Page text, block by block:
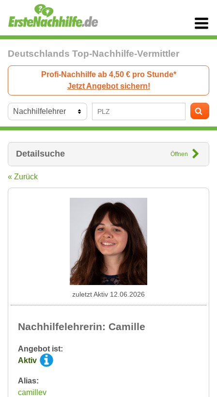
Deutschlands Top-Nachhilfe-Vermittler
Profi-Nachhilfe ab 4,50 € pro Stunde*
Jetzt Angebot sichern!
Detailsuche Öffnen
« Zurück
Nachhilfelehrerin: Camille
Angebot ist:
Aktiv
Alias:
camillev
zuletzt Aktiv 12.06.2026